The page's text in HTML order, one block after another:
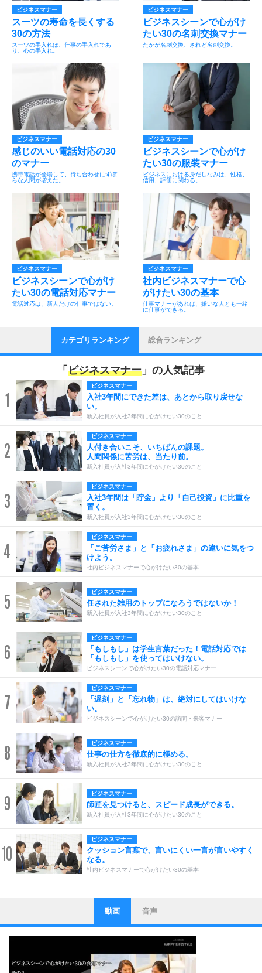
ビジネスマナー
スーツの寿命を長くする
30の方法
スーツの手入れは、仕事の手入れであ
り、心の手入れ。
ビジネスマナー
ビジネスシーンで心がけ
たい30の名刺交換マナー
たかが名刺交換、されど名刺交換。
ビジネスマナー
感じのいい電話対応の30
のマナー
携帯電話が登場して、待ち合わせにずぼ
らな人間が増えた。
ビジネスマナー
ビジネスシーンで心がけ
たい30の服装マナー
ビジネスにおける身だしなみは、性格、
信用、評価に関わる。
ビジネスマナー
ビジネスシーンで心がけ
たい30の電話対応マナー
電話対応は、新人だけの仕事ではない。
ビジネスマナー
社内ビジネスマナーで心
がけたい30の基本
仕事マナーがあれば、嫌いな人とも一緒
に仕事ができる。
カテゴリランキング 総合ランキング
「 ビジネスマナー 」の人気記事
1
ビジネスマナー
入社3年間にできた差は、あとから取り戻せな
い。
新入社員が入社3年間に心がけたい30のこと
2
ビジネスマナー
人付き合いこそ、いちばんの課題。
人間関係に苦労は、当たり前。
新入社員が入社3年間に心がけたい30のこと
3
ビジネスマナー
入社3年間は「貯金」より「自己投資」に比重を
置く。
新入社員が入社3年間に心がけたい30のこと
4
ビジネスマナー
「ご苦労さま」と「お疲れさま」の違いに気をつ
けよう。
社内ビジネスマナーで心がけたい30の基本
5 ビジネスマナー
任された雑用のトップになろうではないか！
新入社員が入社3年間に心がけたい30のこと
6
ビジネスマナー
「もしもし」は学生言葉だった！電話対応では
「もしもし」を使ってはいけない。
ビジネスシーンで心がけたい30の電話対応マナー
7
ビジネスマナー
「遅刻」と「忘れ物」は、絶対にしてはいけな
い。
ビジネスシーンで心がけたい30の訪問・来客マナー
8 ビジネスマナー
仕事の仕方を徹底的に極める。
新入社員が入社3年間に心がけたい30のこと
9 ビジネスマナー
師匠を見つけると、スピード成長ができる。
新入社員が入社3年間に心がけたい30のこと
10
ビジネスマナー
クッション言葉で、言いにくい一言が言いやすく
なる。
社内ビジネスマナーで心がけたい30の基本
1
ストレス対策
他人と比べない。
いっそのこと、他人を見ない。
いらいらしない人になる30の方法
プラス思考
動画 音声